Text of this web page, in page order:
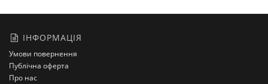
ІНФОРМАЦІЯ
Умови повернення
Публічна оферта
Про нас